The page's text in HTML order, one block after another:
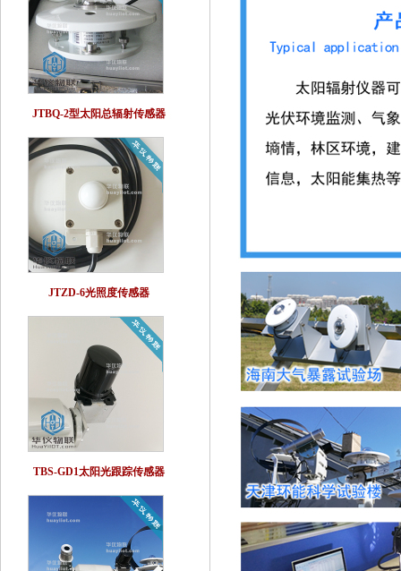
JTBQ-2型太阳总辐射传感器
JTZD-6光照度传感器
TBS-GD1太阳光跟踪传感器